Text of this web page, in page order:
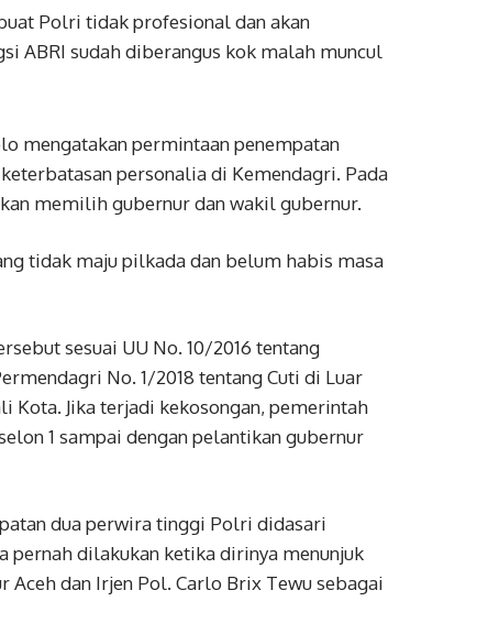
Polri tidak profesional dan akan
ABRI sudah diberangus kok malah muncul
mengatakan permintaan penempatan
personalia di Kemendagri. Pada
memilih gubernur dan wakil gubernur.
tidak maju pilkada dan belum habis masa
sesuai UU No. 10/2016 tentang
No. 1/2018 tentang Cuti di Luar
Kota. Jika terjadi kekosongan, pemerintah
1 sampai dengan pelantikan gubernur
dua perwira tinggi Polri didasari
pernah dilakukan ketika dirinya menunjuk
Aceh dan Irjen Pol. Carlo Brix Tewu sebagai